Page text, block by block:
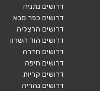
דרושים נתניה
דרושים כפר סבא
דרושים הרצליה
דרושים הוד השרון
דרושים חדרה
דרושים חיפה
דרושים קריות
דרושים נהריה